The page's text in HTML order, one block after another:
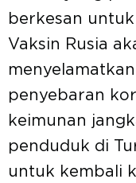
berkesan
Vaksin Rusia
penyebaran
keimunan
penduduk di
untuk kembali